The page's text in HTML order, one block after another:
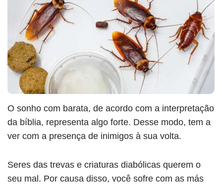
O sonho com barata, de acordo com a interpretação
da bíblia, representa algo forte. Desse modo, tem a
ver com a presença de inimigos à sua volta.
Seres das trevas e criaturas diabólicas querem o
seu mal. Por causa disso, você sofre com as más